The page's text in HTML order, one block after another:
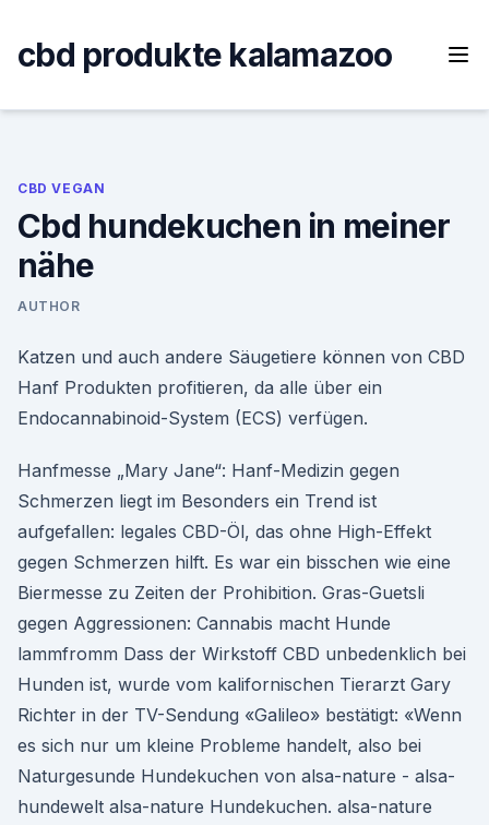
content
cbd produkte kalamazoo
CBD VEGAN
Cbd hundekuchen in meiner
nähe
AUTHOR
Katzen und auch andere Säugetiere können von CBD
Hanf Produkten profitieren, da alle über ein
Endocannabinoid-System (ECS) verfügen.
Hanfmesse „Mary Jane“: Hanf-Medizin gegen
Schmerzen liegt im Besonders ein Trend ist
aufgefallen: legales CBD-Öl, das ohne High-Effekt
gegen Schmerzen hilft. Es war ein bisschen wie eine
Biermesse zu Zeiten der Prohibition. Gras-Guetsli
gegen Aggressionen: Cannabis macht Hunde
lammfromm Dass der Wirkstoff CBD unbedenklich bei
Hunden ist, wurde vom kalifornischen Tierarzt Gary
Richter in der TV-Sendung «Galileo» bestätigt: «Wenn
es sich nur um kleine Probleme handelt, also bei
Naturgesunde Hundekuchen von alsa-nature - alsa-
hundewelt alsa-nature Hundekuchen. alsa-nature